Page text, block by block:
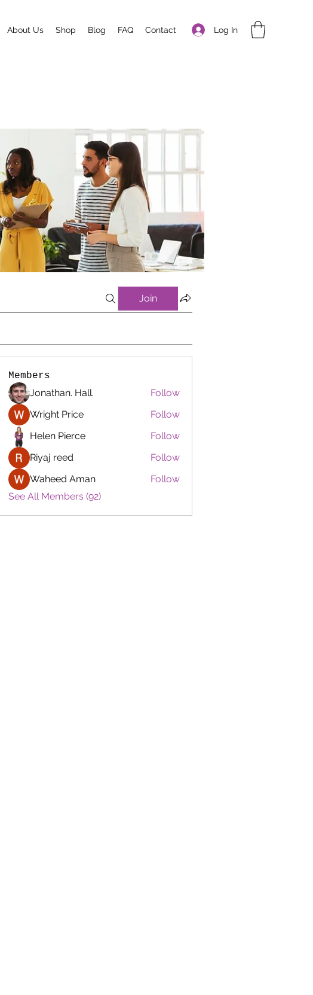
Log In
About Us Shop Blog FAQ Contact
Join
Members
Jonathan. Hall.
Follow
Wright Price
Follow
Helen Pierce
Follow
Riyaj reed
Follow
Waheed Aman
Follow
See All Members (92)